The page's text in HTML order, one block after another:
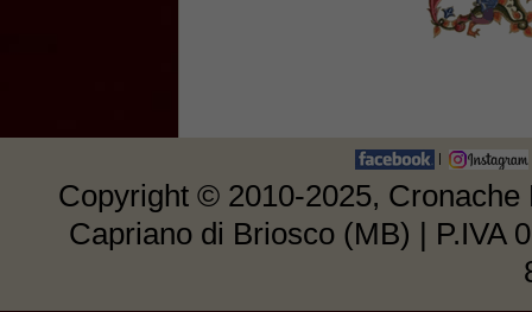
Copyright © 2010-2025,
Capriano di Briosco (MB) | P.IVA